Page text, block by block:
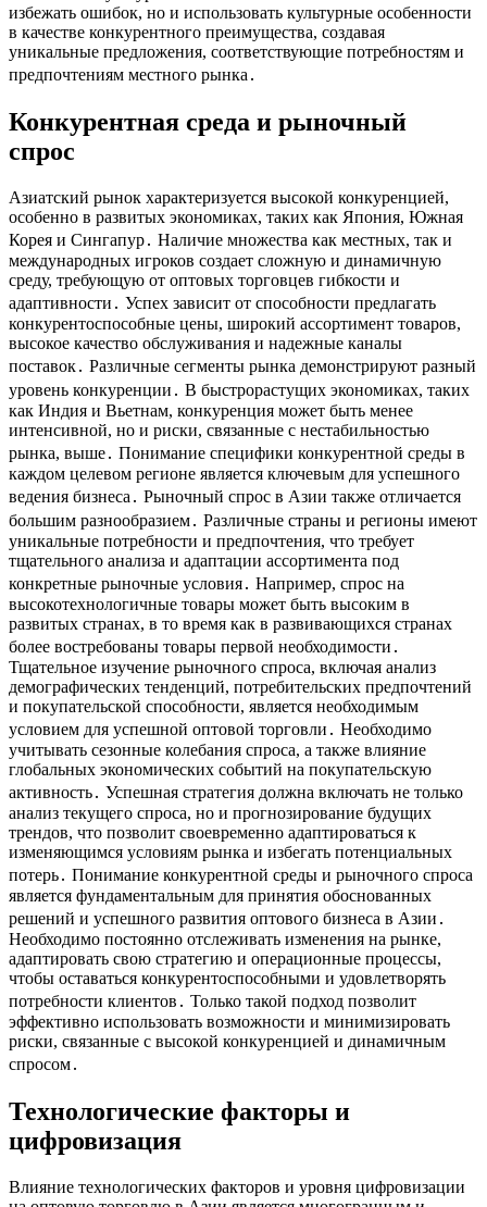
избежать ошибок, но и использовать культурные особенности
в качестве конкурентного преимущества, создавая
уникальные предложения, соответствующие потребностям и
предпочтениям местного рынка․
Конкурентная среда и рыночный
спрос
Азиатский рынок характеризуется высокой конкуренцией,
особенно в развитых экономиках, таких как Япония, Южная
Корея и Сингапур․ Наличие множества как местных, так и
международных игроков создает сложную и динамичную
среду, требующую от оптовых торговцев гибкости и
адаптивности․ Успех зависит от способности предлагать
конкурентоспособные цены, широкий ассортимент товаров,
высокое качество обслуживания и надежные каналы
поставок․ Различные сегменты рынка демонстрируют разный
уровень конкуренции․ В быстрорастущих экономиках, таких
как Индия и Вьетнам, конкуренция может быть менее
интенсивной, но и риски, связанные с нестабильностью
рынка, выше․ Понимание специфики конкурентной среды в
каждом целевом регионе является ключевым для успешного
ведения бизнеса․ Рыночный спрос в Азии также отличается
большим разнообразием․ Различные страны и регионы имеют
уникальные потребности и предпочтения, что требует
тщательного анализа и адаптации ассортимента под
конкретные рыночные условия․ Например, спрос на
высокотехнологичные товары может быть высоким в
развитых странах, в то время как в развивающихся странах
более востребованы товары первой необходимости․
Тщательное изучение рыночного спроса, включая анализ
демографических тенденций, потребительских предпочтений
и покупательской способности, является необходимым
условием для успешной оптовой торговли․ Необходимо
учитывать сезонные колебания спроса, а также влияние
глобальных экономических событий на покупательскую
активность․ Успешная стратегия должна включать не только
анализ текущего спроса, но и прогнозирование будущих
трендов, что позволит своевременно адаптироваться к
изменяющимся условиям рынка и избегать потенциальных
потерь․ Понимание конкурентной среды и рыночного спроса
является фундаментальным для принятия обоснованных
решений и успешного развития оптового бизнеса в Азии․
Необходимо постоянно отслеживать изменения на рынке,
адаптировать свою стратегию и операционные процессы,
чтобы оставаться конкурентоспособными и удовлетворять
потребности клиентов․ Только такой подход позволит
эффективно использовать возможности и минимизировать
риски, связанные с высокой конкуренцией и динамичным
спросом․
Технологические факторы и
цифровизация
Влияние технологических факторов и уровня цифровизации